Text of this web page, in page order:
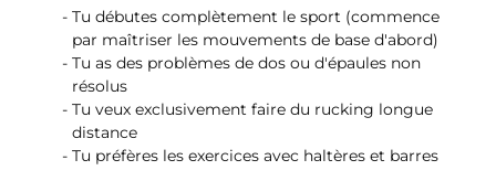
Tu débutes complètement le sport (commence
par maîtriser les mouvements de base d'abord)
Tu as des problèmes de dos ou d'épaules non
résolus
Tu veux exclusivement faire du rucking longue
distance
Tu préfères les exercices avec haltères et barres